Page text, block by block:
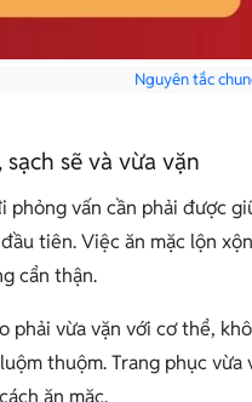
Nguyên tắc
sạch sẽ và vừa vặn
phỏng vấn cần phải được
tiên. Việc ăn mặc lộn
cẩn thận.
phải vừa vặn với cơ thể,
thuộm. Trang phục
ăn mặc.